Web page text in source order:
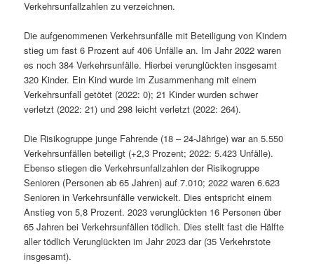
Verkehrsunfallzahlen zu verzeichnen.
Die aufgenommenen Verkehrsunfälle mit Beteiligung von Kindern
stieg um fast 6 Prozent auf 406 Unfälle an. Im Jahr 2022 waren
es noch 384 Verkehrsunfälle. Hierbei verunglückten insgesamt
320 Kinder. Ein Kind wurde im Zusammenhang mit einem
Verkehrsunfall getötet (2022: 0); 21 Kinder wurden schwer
verletzt (2022: 21) und 298 leicht verletzt (2022: 264).
Die Risikogruppe junge Fahrende (18 – 24-Jährige) war an 5.550
Verkehrsunfällen beteiligt (+2,3 Prozent; 2022: 5.423 Unfälle).
Ebenso stiegen die Verkehrsunfallzahlen der Risikogruppe
Senioren (Personen ab 65 Jahren) auf 7.010; 2022 waren 6.623
Senioren in Verkehrsunfälle verwickelt. Dies entspricht einem
Anstieg von 5,8 Prozent. 2023 verunglückten 16 Personen über
65 Jahren bei Verkehrsunfällen tödlich. Dies stellt fast die Hälfte
aller tödlich Verunglückten im Jahr 2023 dar (35 Verkehrstote
insgesamt).